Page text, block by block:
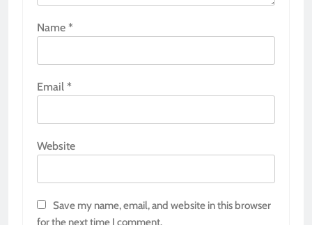
Name *
Email *
Website
Save my name, email, and website in this browser
for the next time I comment.